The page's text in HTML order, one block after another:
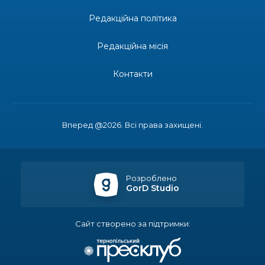
спецрахунки
Перемога бахмутян на фіналі Кубка України з
Бахмутяни грали в парковий волейбол…
Вперед @2026. Всі права захищені.
Редакційна політика
Редакційна місія
Контакти
Розроблено
GorD Studio
Сайт створено за підтримки: